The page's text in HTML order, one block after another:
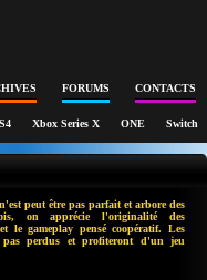
FORUMS CONTACTS
Xbox Series X ONE Switch
peut être pas parfait et arbore des
on apprécie l'originalité des
le gameplay pensé coopératif. Les
perdus et profiteront d'un jeu